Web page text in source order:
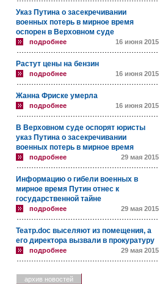
Указ Путина о засекречивании
военных потерь в мирное время
оспорен в Верховном суде
подробнее 16 июня 2015
Растут цены на бензин
подробнее 16 июня 2015
Жанна Фриске умерла
подробнее 16 июня 2015
В Верховном суде оспорят юристы
указ Путина о засекречивании
военных потерь в мирное время
подробнее 29 мая 2015
Информацию о гибели военных в
мирное время Путин отнес к
государственной тайне
подробнее 29 мая 2015
Театр.doc выселяют из помещения, а
его директора вызвали в прокуратуру
подробнее 29 мая 2015
архив новостей